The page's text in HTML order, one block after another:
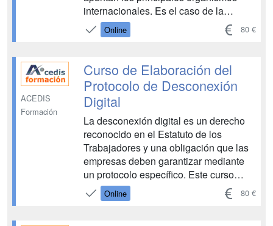
internacionales. Es el caso de la
Unesco, que en la declaración de
Beijing subrayaba ya la necesidad de
en un crecimiento económico
sostenido, en el desarrollo social, en la
prote...
Online 80 €
ACEDIS
Formación
Curso de Elaboración del
Protocolo de Desconexión
Digital
La desconexión digital es un derecho
reconocido en el Estatuto de los
Trabajadores y una obligación que las
empresas deben garantizar mediante
un protocolo específico. Este curso
online ofrece las claves para elaborar e
implantar un protocolo de desconexión
Online 80 €